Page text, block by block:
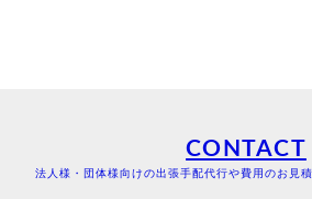
CONTACT
法人様・団体様向けの出張手配代行や費用のお見